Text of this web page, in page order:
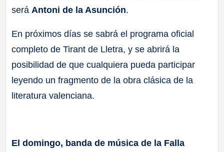
será Antoni de la Asunción.
En próximos días se sabrá el programa oficial
completo de Tirant de Lletra, y se abrirá la
posibilidad de que cualquiera pueda participar
leyendo un fragmento de la obra clásica de la
literatura valenciana.
El domingo, banda de música de la Falla